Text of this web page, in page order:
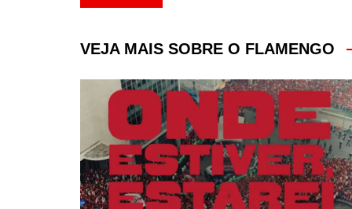
de
Post
VEJA MAIS SOBRE O FLAMENGO